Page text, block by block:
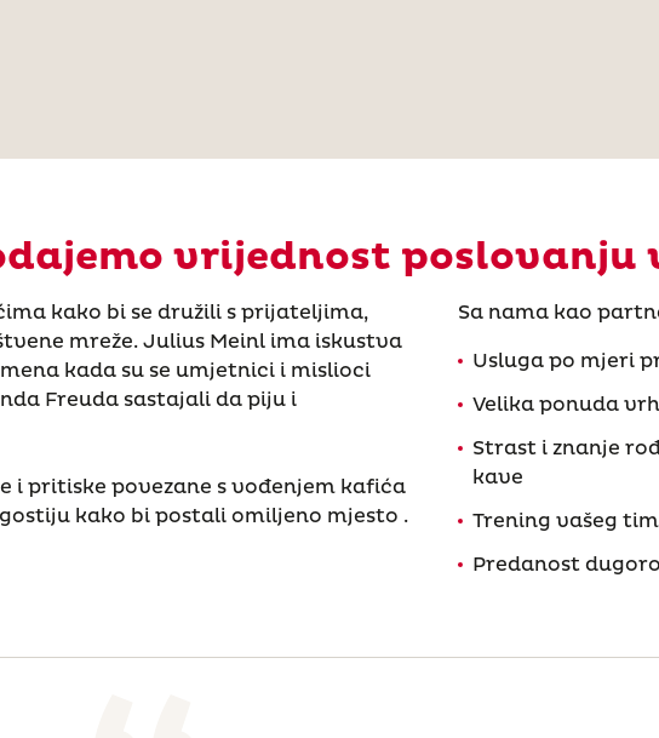
vrijednost poslovanju
kako bi se družili s prijateljima,
mreže. Julius Meinl ima iskustva
kada su se umjetnici i mislioci
Freuda sastajali da piju i
i pritiske povezane s vođenjem kafića
kako bi postali omiljeno mjesto .
Sa nama kao
Usluga po mjeri
Velika ponuda
Strast i znanje
kave
Trening vašeg
Predanost